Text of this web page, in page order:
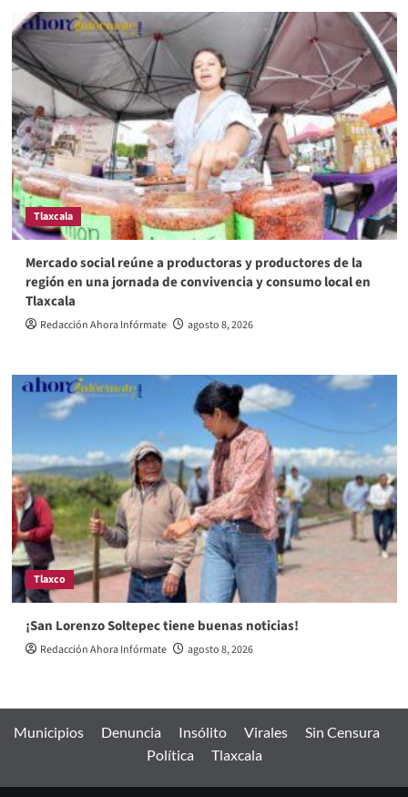
Tlaxcala
Mercado social reúne a productoras y productores de la
región en una jornada de convivencia y consumo local en
Tlaxcala
Redacción Ahora Infórmate agosto 8, 2026
Tlaxco
¡San Lorenzo Soltepec tiene buenas noticias!
Redacción Ahora Infórmate agosto 8, 2026
Municipios Denuncia Insólito Virales
Sin Censura
Política
Tlaxcala